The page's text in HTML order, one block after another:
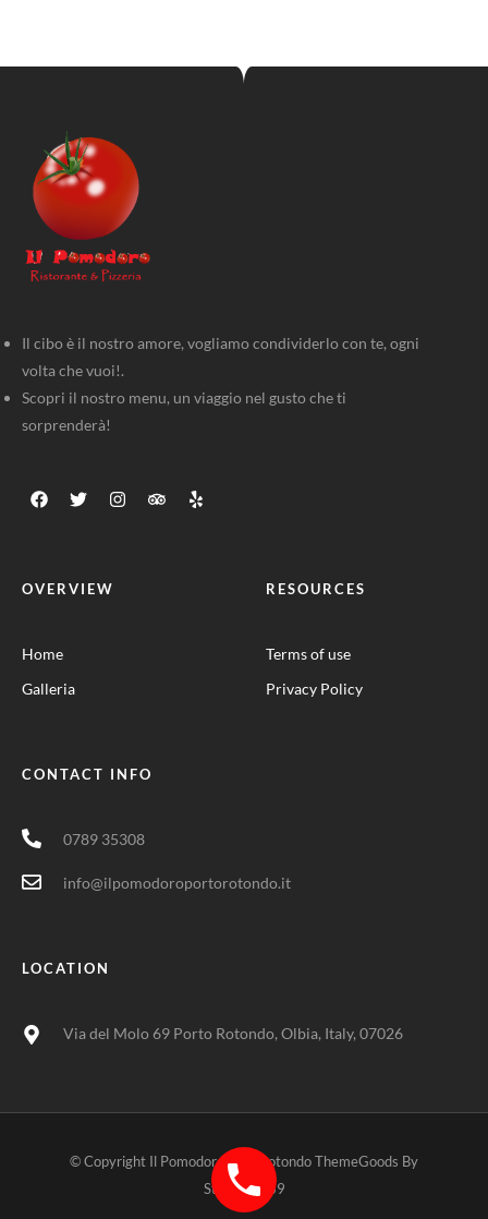
Il cibo è il nostro amore, vogliamo condividerlo con te, ogni
volta che vuoi!.
Scopri il nostro menu, un viaggio nel gusto che ti
sorprenderà!
OVERVIEW
Home
Galleria
RESOURCES
Terms of use
Privacy Policy
CONTACT INFO
0789 35308
info@ilpomodoroportorotondo.it
LOCATION
Via del Molo 69 Porto Rotondo, Olbia, Italy, 07026
© Copyright Il Pomodoro Portorotondo ThemeGoods By
Stefanop039